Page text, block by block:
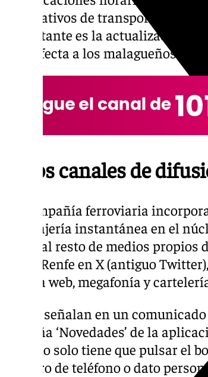
alternativos de transporte,
importante es la actualización
más afecta a los malagueños que
Otros canales de
La compañía ferroviaria
mensajería instantánea en el
suma al resto de medios
@InfoRenfe en X (antiguo
página web, megafonía y
Según señalan en un
pestaña ‘Novedades’ de la
usuario solo tiene que pulsar el
número de teléfono o dato